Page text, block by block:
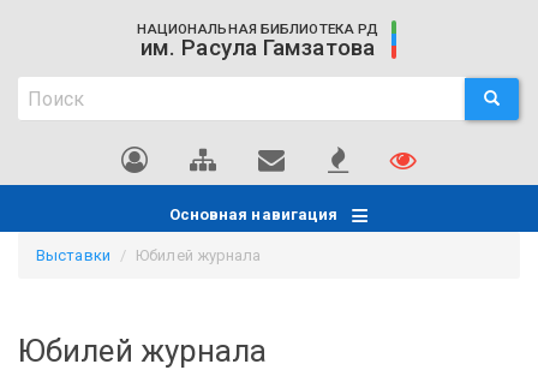
содержанию
НАЦИОНАЛЬНАЯ БИБЛИОТЕКА РД
им. Расула Гамзатова
Поиск
Поиск ПОИСК
Основная навигация
Выставки Юбилей журнала
Юбилей журнала